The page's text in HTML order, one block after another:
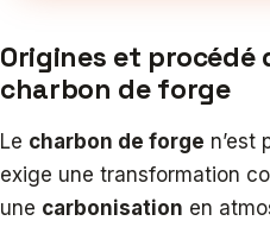
Origines et
charbon de forge
Le charbon de forge n’est
exige une transformation
une carbonisation en